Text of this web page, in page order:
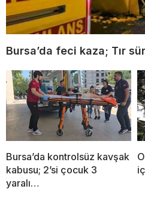
Bursa’da feci kaza; Tır
Bursa’da kontrolsüz kavşak
kabusu; 2’si çocuk 3
yaralı…